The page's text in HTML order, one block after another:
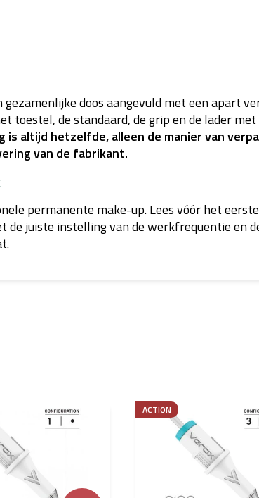
doos aangevuld met een apart
toestel, de standaard, de grip en de lader met
is altijd hetzelfde, alleen de manier van
van de fabrikant.
permanente make-up. Lees vóór het
de juiste instelling van de werkfrequentie en
ACTION